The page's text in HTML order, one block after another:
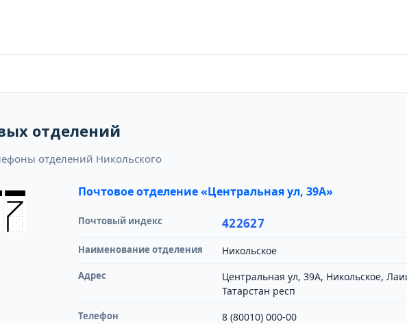
отделений
отделений Никольского
Почтовое отделение «Центральная ул, 39А»
Почтовый индекс 422627
Наименование отделения Никольское
Адрес
Центральная ул, 39А, Никольское,
Татарстан респ
Телефон 8 (80010) 000-00